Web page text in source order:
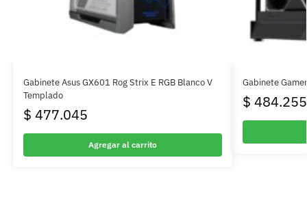
Gabinete Asus GX601 Rog Strix E RGB Blanco V
Templado
$ 477.045
Agregar al carrito
Gabinete
$ 484.255